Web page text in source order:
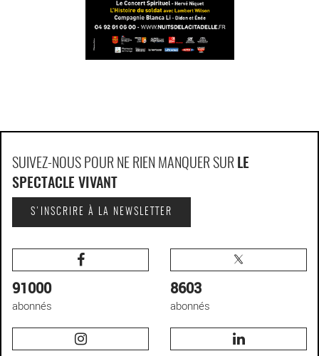
SUIVEZ-NOUS POUR NE RIEN MANQUER SUR LE
SPECTACLE VIVANT
S'INSCRIRE À LA NEWSLETTER
91000
abonnés
8603
abonnés